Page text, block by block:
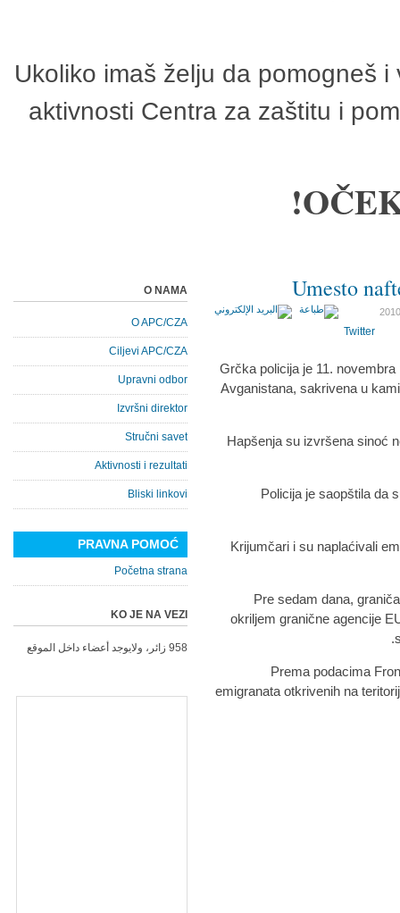
Ukoliko imaš želju da pomogneš
aktivnosti Centra za zaštitu i
Umesto
Twitter
Grčka policija je 11.
Avganistana, sakrivena u
Hapšenja su izvršena sinoć
Policija je saopštila da
Krijumčari i su naplaćivali
Pre sedam dana,
okriljem granične agencije
Prema podacima
emigranata otkrivenih na
O NAMA
O APC/CZA
Ciljevi APC/CZA
Upravni odbor
Izvršni direktor
Stručni savet
Aktivnosti i rezultati
Bliski linkovi
PRAVNA POMOĆ
Početna strana
KO JE NA VEZI
958 زائر، ولايوجد أعضاء داخل الموقع